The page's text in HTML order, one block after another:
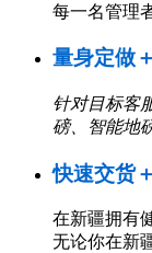
每一名管理
量身定做
针对目标客
磅、智能地
快速交货
在新疆拥有
无论你在新